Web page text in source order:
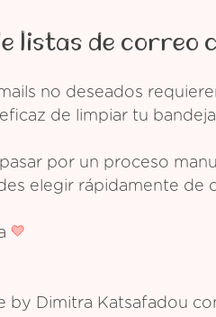
de correo
no deseados
de limpiar tu
por un proceso
elegir rápidamente de
by Dimitra Katsafadou